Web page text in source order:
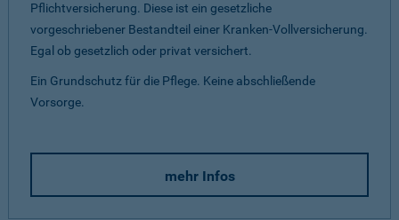
Pflichtversicherung. Diese ist ein gesetzliche
vorgeschriebener Bestandteil einer Kranken-Vollversicherung.
Egal ob gesetzlich oder privat versichert.
Ein Grundschutz für die Pflege. Keine abschließende
Vorsorge.
mehr Infos